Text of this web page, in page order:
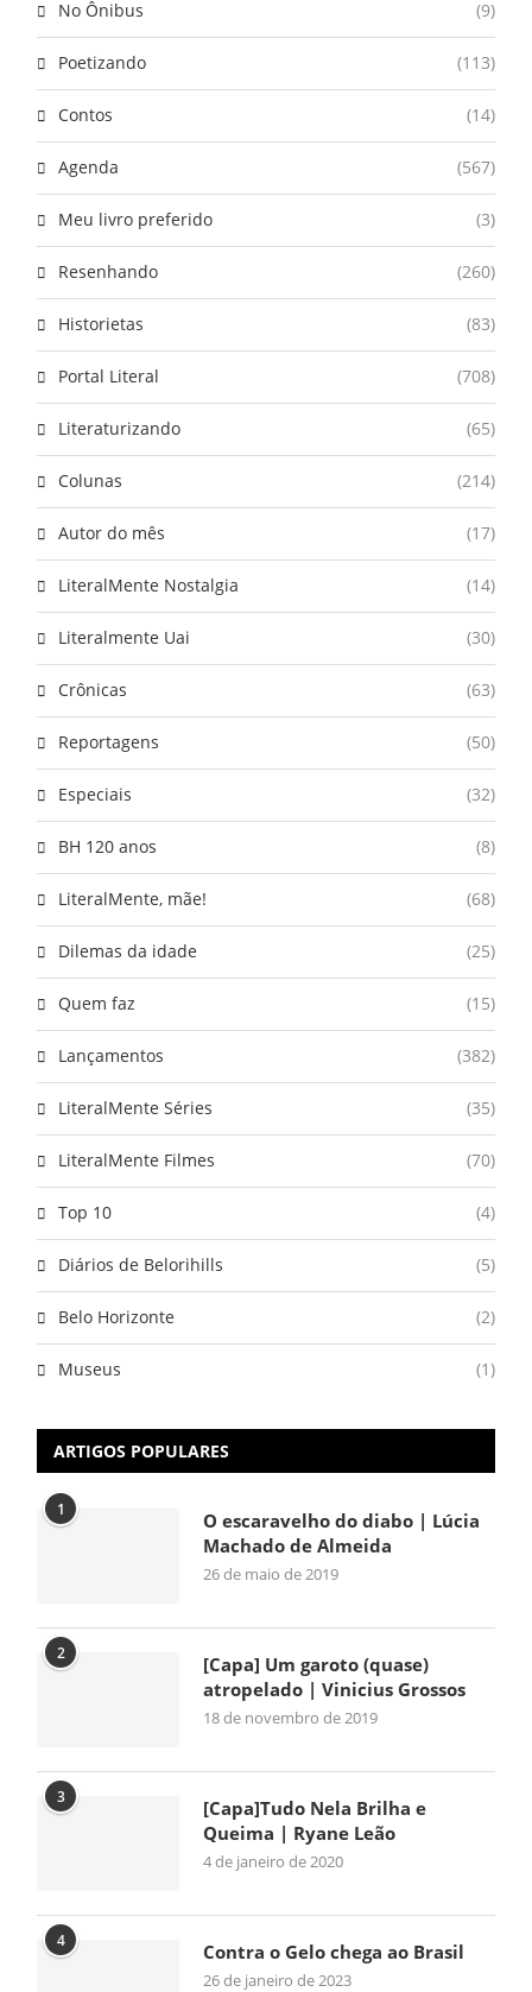
No Ônibus (9)
Poetizando (113)
Contos (14)
Agenda (567)
Meu livro preferido (3)
Resenhando (260)
Historietas (83)
Portal Literal (708)
Literaturizando (65)
Colunas (214)
Autor do mês (17)
LiteralMente Nostalgia (14)
Literalmente Uai (30)
Crônicas (63)
Reportagens (50)
Especiais (32)
BH 120 anos (8)
LiteralMente, mãe! (68)
Dilemas da idade (25)
Quem faz (15)
Lançamentos (382)
LiteralMente Séries (35)
LiteralMente Filmes (70)
Top 10 (4)
Diários de Belorihills (5)
Belo Horizonte (2)
Museus (1)
ARTIGOS POPULARES
1
O escaravelho do diabo | Lúcia
Machado de Almeida
26 de maio de 2019
2
[Capa] Um garoto (quase)
atropelado | Vinicius Grossos
18 de novembro de 2019
3
[Capa]Tudo Nela Brilha e
Queima | Ryane Leão
4 de janeiro de 2020
4 Contra o Gelo chega ao Brasil
26 de janeiro de 2023